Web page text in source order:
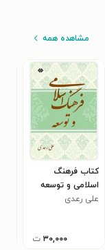
مشاهده همه
کتاب فرهنگ
اسلامی و توسعه
علی رعدی
۳۰,۰۰۰ ت